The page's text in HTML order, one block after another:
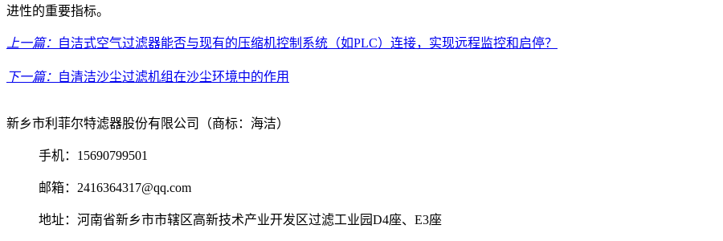
进性的重要指标。
上一篇： 自洁式空气过滤器能否与现有的压缩机控制系统（如PLC）连接，实现远程监控和启停？
下一篇： 自清洁沙尘过滤机组在沙尘环境中的作用
新乡市利菲尔特滤器股份有限公司（商标：海洁）
手机：15690799501
邮箱：2416364317@qq.com
地址：河南省新乡市市辖区高新技术产业开发区过滤工业园D4座、E3座